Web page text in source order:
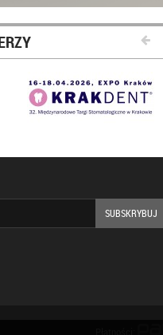
SUBSKRYBUJ